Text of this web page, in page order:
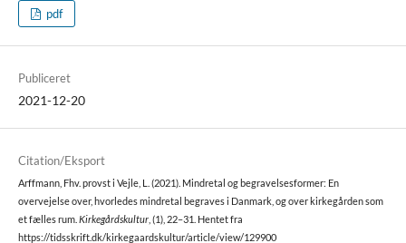
pdf
Publiceret
2021-12-20
Citation/Eksport
Arffmann, Fhv. provst i Vejle, L. (2021). Mindretal og begravelsesformer: En
overvejelse over, hvorledes mindretal begraves i Danmark, og over kirkegården som
et fælles rum. Kirkegårdskultur, (1), 22–31. Hentet fra
https://tidsskrift.dk/kirkegaardskultur/article/view/129900